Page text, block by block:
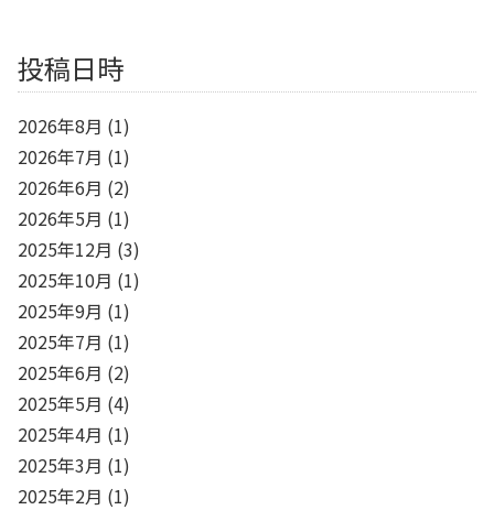
投稿日時
2026年8月 (1)
2026年7月 (1)
2026年6月 (2)
2026年5月 (1)
2025年12月 (3)
2025年10月 (1)
2025年9月 (1)
2025年7月 (1)
2025年6月 (2)
2025年5月 (4)
2025年4月 (1)
2025年3月 (1)
2025年2月 (1)